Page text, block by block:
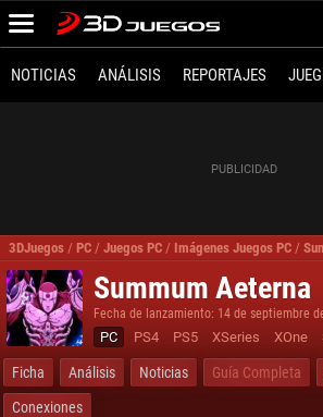
NOTICIAS ANÁLISIS REPORTAJES
3DJuegos / PC / Juegos PC / Imágenes Juegos PC /
Summum Aeterna
Fecha de lanzamiento: 14 de septiembre
PC PS4 PS5 XSeries XOne
Ficha Análisis Noticias Guía Completa
Conexiones